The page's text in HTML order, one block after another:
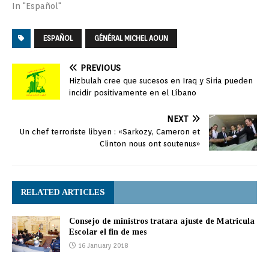
In "Español"
ESPAÑOL GÉNÉRAL MICHEL AOUN
PREVIOUS
Hizbulah cree que sucesos en Iraq y Siria pueden
incidir positivamente en el Líbano
NEXT
Un chef terroriste libyen : «Sarkozy, Cameron et
Clinton nous ont soutenus»
RELATED ARTICLES
Consejo de ministros tratara ajuste de Matricula
Escolar el fin de mes
16 January 2018